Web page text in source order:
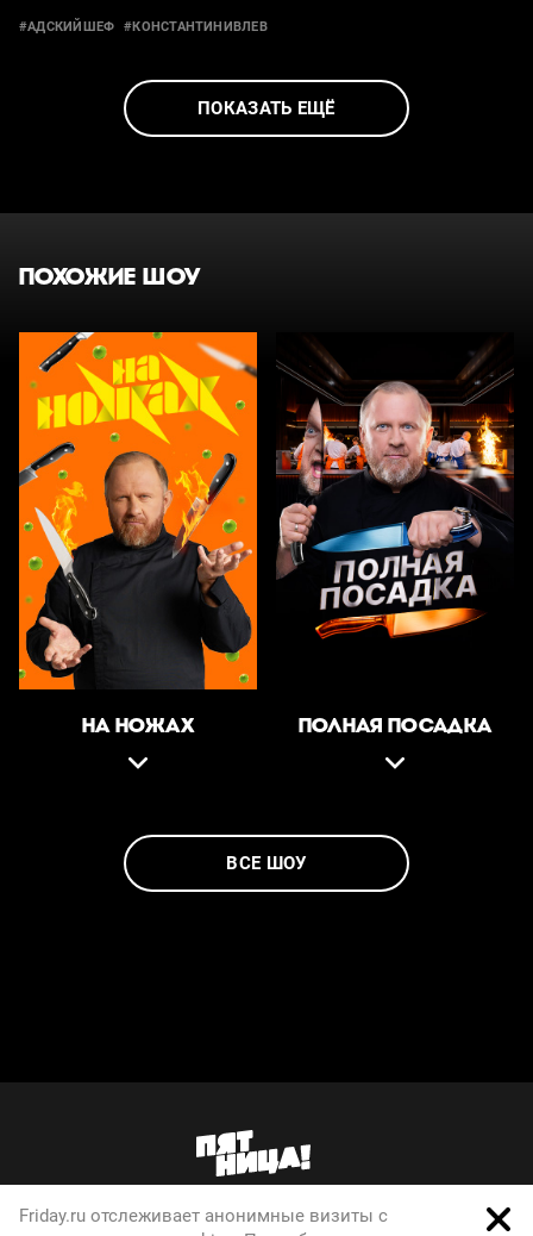
#АДСКИЙШЕФ #КОНСТАНТИНИВЛЕВ
ПОКАЗАТЬ ЕЩЁ
ПОХОЖИЕ ШОУ
НА НОЖАХ ПОЛНАЯ ПОСАДКА
ВСЕ ШОУ
О телеканале
Friday.ru отслеживает анонимные визиты с